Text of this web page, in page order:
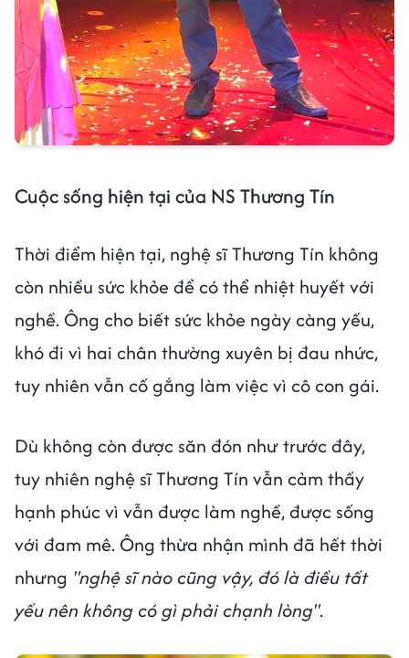
Cuộc sống hiện tại của NS Thương Tín
Thời điểm hiện tại, nghệ sĩ Thương Tín không
còn nhiều sức khỏe để có thể nhiệt huyết với
nghề. Ông cho biết sức khỏe ngày càng yếu,
khó đi vì hai chân thường xuyên bị đau nhức,
tuy nhiên vẫn cố gắng làm việc vì cô con gái.
Dù không còn được săn đón như trước đây,
tuy nhiên nghệ sĩ Thương Tín vẫn cảm thấy
hạnh phúc vì vẫn được làm nghề, được sống
với đam mê. Ông thừa nhận mình đã hết thời
nhưng "nghệ sĩ nào cũng vậy, đó là điều tất
yếu nên không có gì phải chạnh lòng".